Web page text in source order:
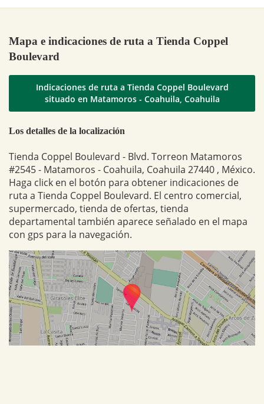
Mapa e indicaciones de ruta a Tienda Coppel
Boulevard
Indicaciones de ruta a Tienda Coppel Boulevard
situado en Matamoros - Coahuila, Coahuila
Los detalles de la localización
Tienda Coppel Boulevard - Blvd. Torreon Matamoros
#2545 - Matamoros - Coahuila, Coahuila 27440 , México.
Haga click en el botón para obtener indicaciones de
ruta a Tienda Coppel Boulevard. El centro comercial,
supermercado, tienda de ofertas, tienda
departamental también aparece señalado en el mapa
con gps para la navegación.